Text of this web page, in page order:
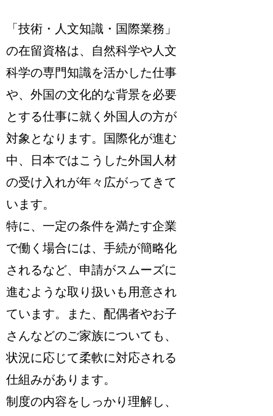
「技術・人文知識・国際業務」
の在留資格は、自然科学や人文
科学の専門知識を活かした仕事
や、外国の文化的な背景を必要
とする仕事に就く外国人の方が
対象となります。国際化が進む
中、日本ではこうした外国人材
の受け入れが年々広がってきて
います。
特に、 一定の条件を満たす企業
で働く場合には、手続が簡略化
されるなど、申請がスムーズに
進むような取り扱いも用意され
ています。また、配偶者やお子
さんなどのご家族についても、
状況に応じて柔軟に対応される
仕組みがあります。
制度の内容をしっかり理解し、